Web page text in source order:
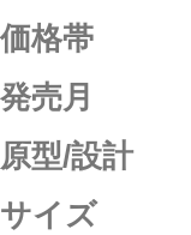
価格帯
発売月
原型/設計
サイズ